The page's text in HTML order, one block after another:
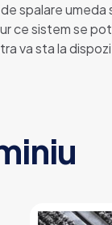
spalare
ce sistem se
va sta la